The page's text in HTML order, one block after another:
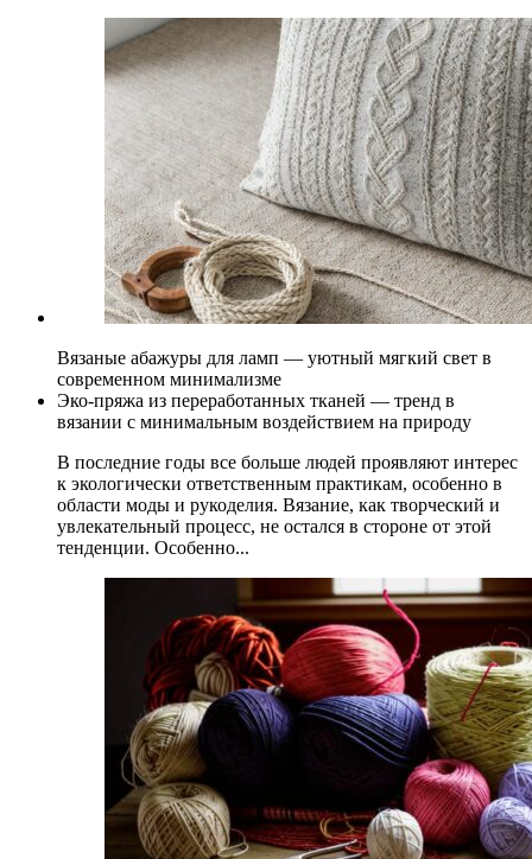
Вязаные абажуры для ламп — уютный мягкий свет в
современном минимализме
Эко-пряжа из переработанных тканей — тренд в
вязании с минимальным воздействием на природу
В последние годы все больше людей проявляют интерес
к экологически ответственным практикам, особенно в
области моды и рукоделия. Вязание, как творческий и
увлекательный процесс, не остался в стороне от этой
тенденции. Особенно...